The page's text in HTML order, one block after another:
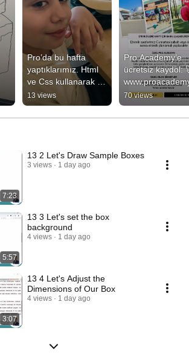
Pro’da bu hafta
yaptıklarımız. Html
ve Css kullanarak
web sayfaları, resim
düzenleme ve robot
🤖
13 views
Pro Academy’e
ücretsiz kaydol:
m.tr
#roblox #arduino
#code
70 views
7:23
13 2 Let's Draw Sample Boxes
3 views 1 day ago
5:57
13 3 Let's set the box
background
4 views 1 day ago
3:07
13 4 Let's Adjust the
Dimensions of Our Box
4 views 1 day ago